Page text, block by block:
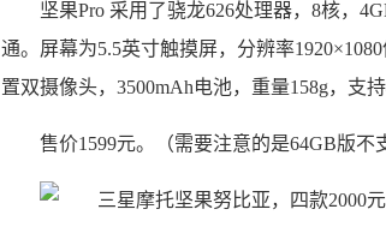
坚果Pro 采用了骁龙626处理器，8核，
通。屏幕为5.5英寸触摸屏，分辨率
置双摄像头，3500mAh电池，重量158g，支
售价1599元。（需要注意的是64GB版不